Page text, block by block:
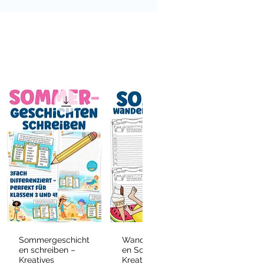
Schnellansicht
Sommergeschicht
en schreiben –
Kreatives
Schnellansicht
Wandergeschicht
en Sommer –
Kreatives